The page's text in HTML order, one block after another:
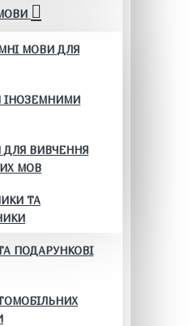
МОВИ ДЛЯ
ІНОЗЕМНИМИ
ДЛЯ ВИВЧЕННЯ
МОВ
ТА
ПОДАРУНКОВІ